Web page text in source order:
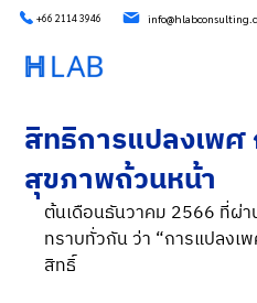
+66 2114 3946
สิทธิการแปลงเพ
สุขภาพถ้วนหน้า
ต้นเดือนธันวาคม 2566 ที่ผ่า
ทราบทั่วกัน ว่า “การแปลงเ
สิทธิ์